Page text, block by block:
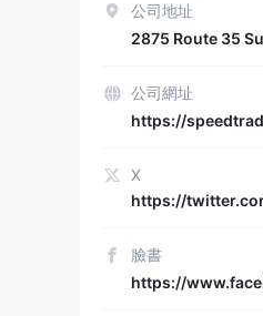
公司地址
2875 Route 35
公司網址
https://
X
https://
臉書
https://